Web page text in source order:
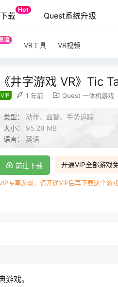
载
Hot
Quest系统升级
流
VR工具 VR视频
井字游戏 VR》Tic
VIP 1 年前 Quest 一体机游戏
类型： 动作、益智、手势追踪
大小： 95.28 MB
语言： 英语
开通VIP全部游戏
前往下载
专享游戏，请开通VIP后再下载这个游戏
戏。